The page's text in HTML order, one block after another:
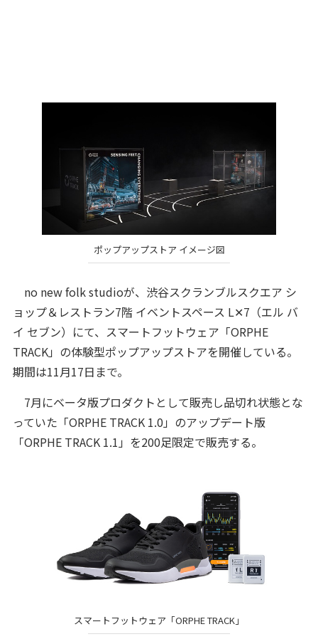
ポップアップストア イメージ図
no new folk studioが、渋谷スクランブルスクエア シ
ョップ＆レストラン7階 イベントスペース L✕7（エル バ
イ セブン）にて、スマートフットウェア「ORPHE
TRACK」の体験型ポップアップストアを開催している。
期間は11月17日まで。
7月にベータ版プロダクトとして販売し品切れ状態とな
っていた「ORPHE TRACK 1.0」のアップデート版
「ORPHE TRACK 1.1」を200足限定で販売する。
スマートフットウェア「ORPHE TRACK」